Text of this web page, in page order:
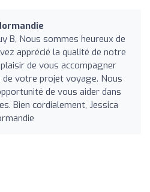
B, Nous sommes heureux de
apprécié la qualité de notre
de vous accompagner
votre projet voyage. Nous
de vous aider dans
Bien cordialement, Jessica